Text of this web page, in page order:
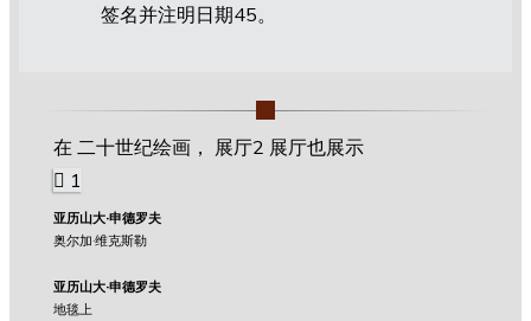
签名并注明日期45。
在 二十世纪绘画， 展厅2 展厅也展示
1
亚历山大·申德罗夫
奥尔加·维克斯勒
亚历山大·申德罗夫
地毯上